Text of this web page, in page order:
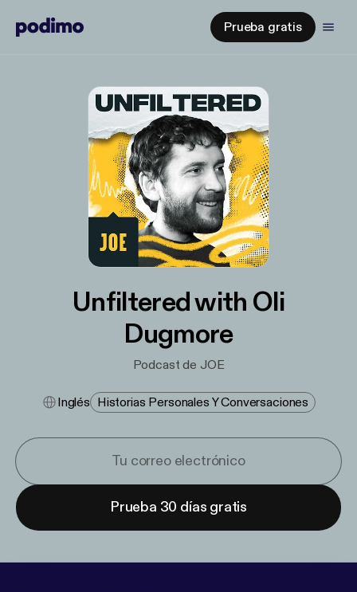
Prueba gratis
Unfiltered with Oli
Dugmore
Podcast de JOE
Inglés Historias Personales Y Conversaciones
Prueba 30 días gratis